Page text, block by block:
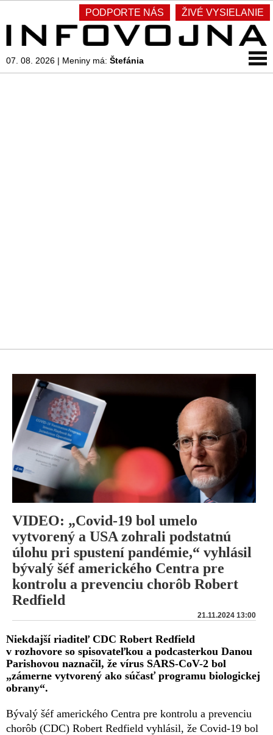
PODPORTE NÁS ŽIVÉ VYSIELANIE
07. 08. 2026 | Meniny má: Štefánia
VIDEO: „Covid-19 bol umelo
vytvorený a USA zohrali podstatnú
úlohu pri spustení pandémie,“ vyhlásil
bývalý šéf amerického Centra pre
kontrolu a prevenciu chorôb Robert
Redfield
21.11.2024 13:00
Niekdajší riaditeľ CDC Robert Redfield
v rozhovore so spisovateľkou a podcasterkou Danou
Parishovou naznačil, že vírus SARS-CoV-2 bol
„zámerne vytvorený ako súčasť programu biologickej
obrany“.
Bývalý šéf amerického Centra pre kontrolu a prevenciu
chorôb (CDC) Robert Redfield vyhlásil, že Covid-19 bol